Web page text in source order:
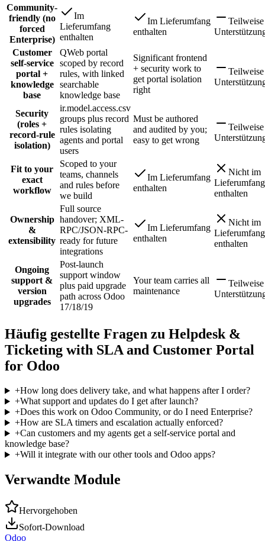
Community-
friendly (no
forced
Enterprise)
Im
Lieferumfang
enthalten
Im Lieferumfang
enthalten
Teilweise
Customer
self-service
portal +
knowledge
base
QWeb portal
scoped by record
rules, with linked
searchable
knowledge base
Significant frontend
+ security work to
get portal isolation
right
Teilweise
Security
(roles +
record-rule
isolation)
ir.model.access.csv
groups plus record
rules isolating
agents and portal
users
Must be authored
and audited by you;
easy to get wrong
Teilweise
Fit to your
exact
workflow
Scoped to your
teams, channels
and rules before
we build
Im Lieferumfang
enthalten
Nicht im
Lieferumfang
enthalten
Ownership
&
extensibility
Full source
handover; XML-
RPC/JSON-RPC-
ready for future
integrations
Im Lieferumfang
enthalten
Nicht im
Lieferumfang
enthalten
Ongoing
support &
version
upgrades
Post-launch
support window
plus paid upgrade
path across Odoo
17/18/19
Your team carries all
maintenance
Teilweise
Häufig gestellte Fragen zu Helpdesk &
Ticketing with SLA and Customer Portal
for Odoo
+How long does delivery take, and what happens after I order?
+What support and updates do I get after launch?
+Does this work on Odoo Community, or do I need Enterprise?
+How are SLA timers and escalation actually enforced?
+Can customers and my agents get a self-service portal and
knowledge base?
+Will it integrate with our other tools and Odoo apps?
Verwandte Module
Hervorgehoben
Sofort-Download
Odoo